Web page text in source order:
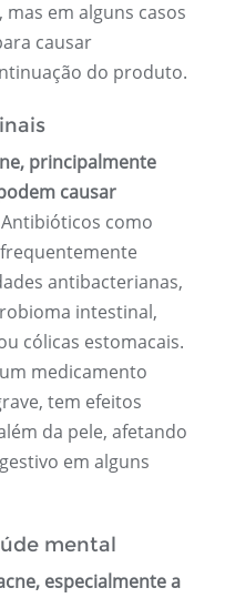
em alguns casos
causar
do produto.
principalmente
causar
Antibióticos como
antibacterianas,
intestinal,
cólicas estomacais.
medicamento
tem efeitos
da pele, afetando
em alguns
mental
especialmente a